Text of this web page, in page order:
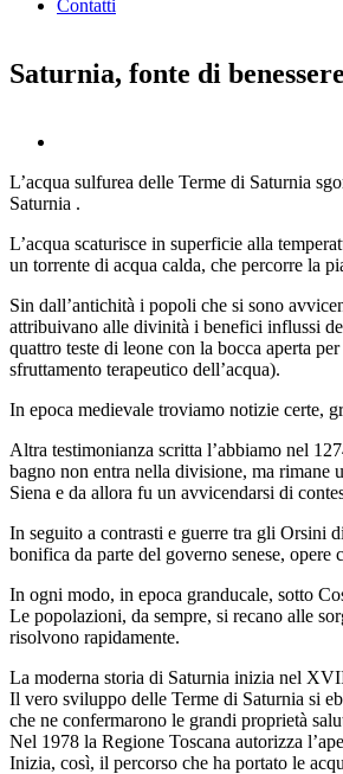
Contatti
Saturnia, fonte di benessere
L’acqua sulfurea delle Terme di Saturnia
Saturnia .
L’acqua scaturisce in superficie alla
un torrente di acqua calda, che percorre la
Sin dall’antichità i popoli che si sono
attribuivano alle divinità i benefici influssi
quattro teste di leone con la bocca aperta
sfruttamento terapeutico dell’acqua).
In epoca medievale troviamo notizie certe,
Altra testimonianza scritta l’abbiamo nel
bagno non entra nella divisione, ma rimane
Siena e da allora fu un avvicendarsi di
In seguito a contrasti e guerre tra gli Orsini
bonifica da parte del governo senese,
In ogni modo, in epoca granducale, sotto
Le popolazioni, da sempre, si recano alle
risolvono rapidamente.
La moderna storia di Saturnia inizia nel
Il vero sviluppo delle Terme di Saturnia si
che ne confermarono le grandi proprietà
Nel 1978 la Regione Toscana autorizza
Inizia, così, il percorso che ha portato le